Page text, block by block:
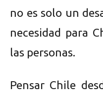
no es solo un
necesidad para
las personas.
Pensar Chile